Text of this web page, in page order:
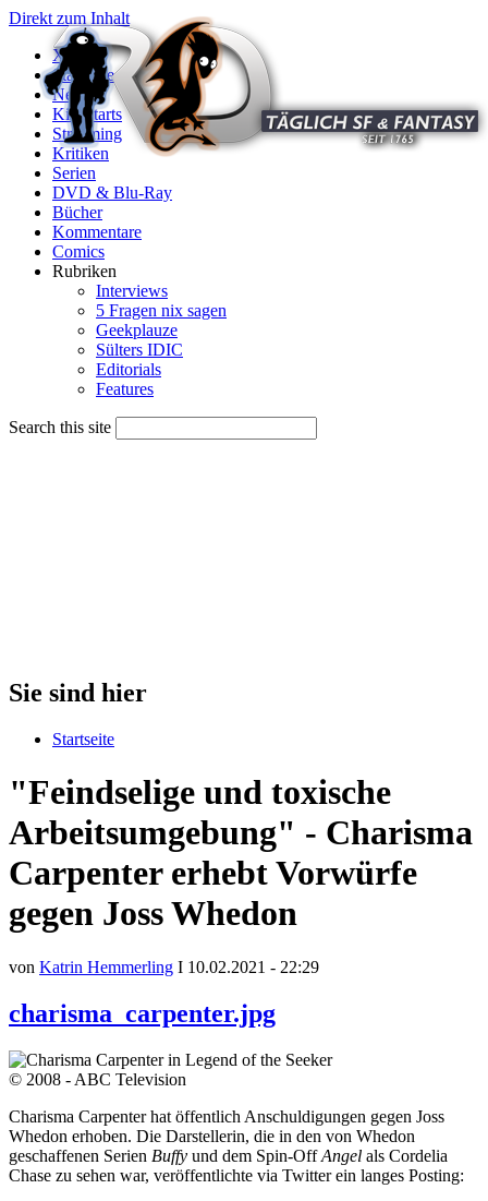
Direkt zum Inhalt
X
Startseite
News
Kinostarts
Streaming
Kritiken
Serien
DVD & Blu-Ray
Bücher
Kommentare
Comics
Rubriken
Interviews
5 Fragen nix sagen
Geekplauze
Sülters IDIC
Editorials
Features
Search this site
Sie sind hier
Startseite
"Feindselige und toxische
Arbeitsumgebung" - Charisma
Carpenter erhebt Vorwürfe
gegen Joss Whedon
von Katrin Hemmerling I 10.02.2021 - 22:29
charisma_carpenter.jpg
© 2008 - ABC Television
Charisma Carpenter hat öffentlich Anschuldigungen gegen Joss
Whedon erhoben. Die Darstellerin, die in den von Whedon
geschaffenen Serien Buffy und dem Spin-OffAngel als Cordelia
Chase zu sehen war, veröffentlichte via Twitter ein langes Posting: